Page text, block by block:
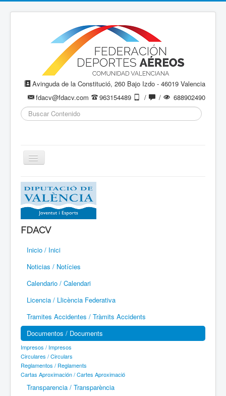
Avinguda de la Constitució, 260 Bajo Izdo - 46019 Valencia
fdacv@fdacv.com
963154489 / /
688902490
Buscar...
Cambiar
navegación
Aeromodelismo / Aeromodelisme
Ala Delta
Paracaidismo / Paracaigudisme
Parapente / Parapent
Ultraligeros / Ultralleugers
Vuelo Con Motor / Vol Amb Motor
FDACV
Inicio / Inici
Noticias / Notícies
Calendario / Calendari
Licencia / Llicència Federativa
Tramites Accidentes / Tràmits Accidents
Documentos / Documents
Impresos / Impresos
Circulares / Circulars
Reglamentos / Reglaments
Cartas Aproximación / Cartes Aproximació
Transparencia / Transparència